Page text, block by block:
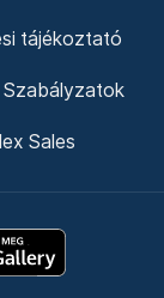
tájékoztató
Szabályzatok
Sales